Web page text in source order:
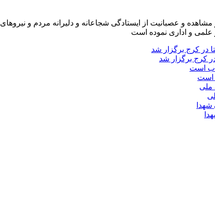
و عصبانیت از ایستادگی شجاعانه و دلیرانه مردم و
علمی و اداری نموده است
کرج برگزار شد
است